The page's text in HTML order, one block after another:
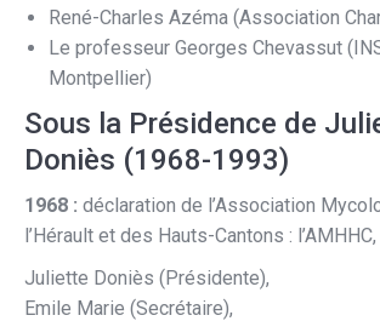
René-Charles Azéma (Association
Le professeur Georges Chevassut
Montpellier)
Sous la Présidence de
Doniès (1968-1993)
1968 : déclaration de l’Association
l’Hérault et des Hauts-Cantons :
Juliette Doniès (Présidente),
Emile Marie (Secrétaire),